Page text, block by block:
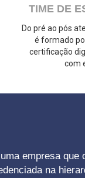
TIME DE
Do pré ao pós
é formado
certificação
com
empresa que
na